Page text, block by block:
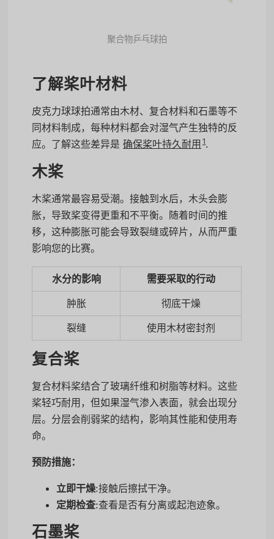
聚合物乒乓球拍
了解桨叶材料
皮克力球球拍通常由木材、复合材料和石墨等不
同材料制成，每种材料都会对湿气产生独特的反
应。了解这些差异是确保桨叶持久耐用 1.
木桨
木桨通常最容易受潮。接触到水后，木头会膨
胀，导致桨变得更重和不平衡。随着时间的推
移，这种膨胀可能会导致裂缝或碎片，从而严重
影响您的比赛。
水分的影响
需要采取的行动
肿胀
彻底干燥
裂缝
使用木材密封剂
复合桨
复合材料桨结合了玻璃纤维和树脂等材料。这些
桨轻巧耐用，但如果湿气渗入表面，就会出现分
层。分层会削弱桨的结构，影响其性能和使用寿
命。
预防措施：
立即干燥:接触后擦拭干净。
定期检查:查看是否有分离或起泡迹象。
石墨桨